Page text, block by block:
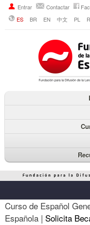
Entrar Contactar
ES
BR EN 中文 PL
Curso de Español
Española | Solicita